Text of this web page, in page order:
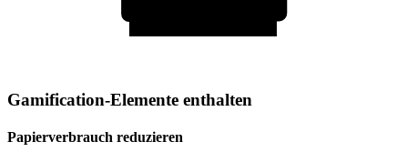
Gamification-Elemente enthalten
Papierverbrauch reduzieren